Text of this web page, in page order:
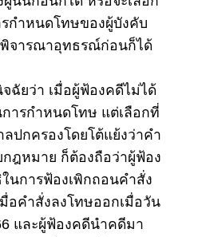
กำหนดโทษของผู้บังคับ
จารณาอุทธรณ์ก่อนก็ได้
ฉัยว่า เมื่อผู้ฟ้องคดีไม่ได้
ารกำหนดโทษ แต่เลือกที่
ปกครองโดยโต้แย้งว่าคำ
ฎหมาย ก็ต้องถือว่าผู้ฟ้อง
นการฟ้องเพิกถอนคำสั่ง
อคำสั่งลงโทษออกเมื่อวัน
และผู้ฟ้องคดีนำคดีมา